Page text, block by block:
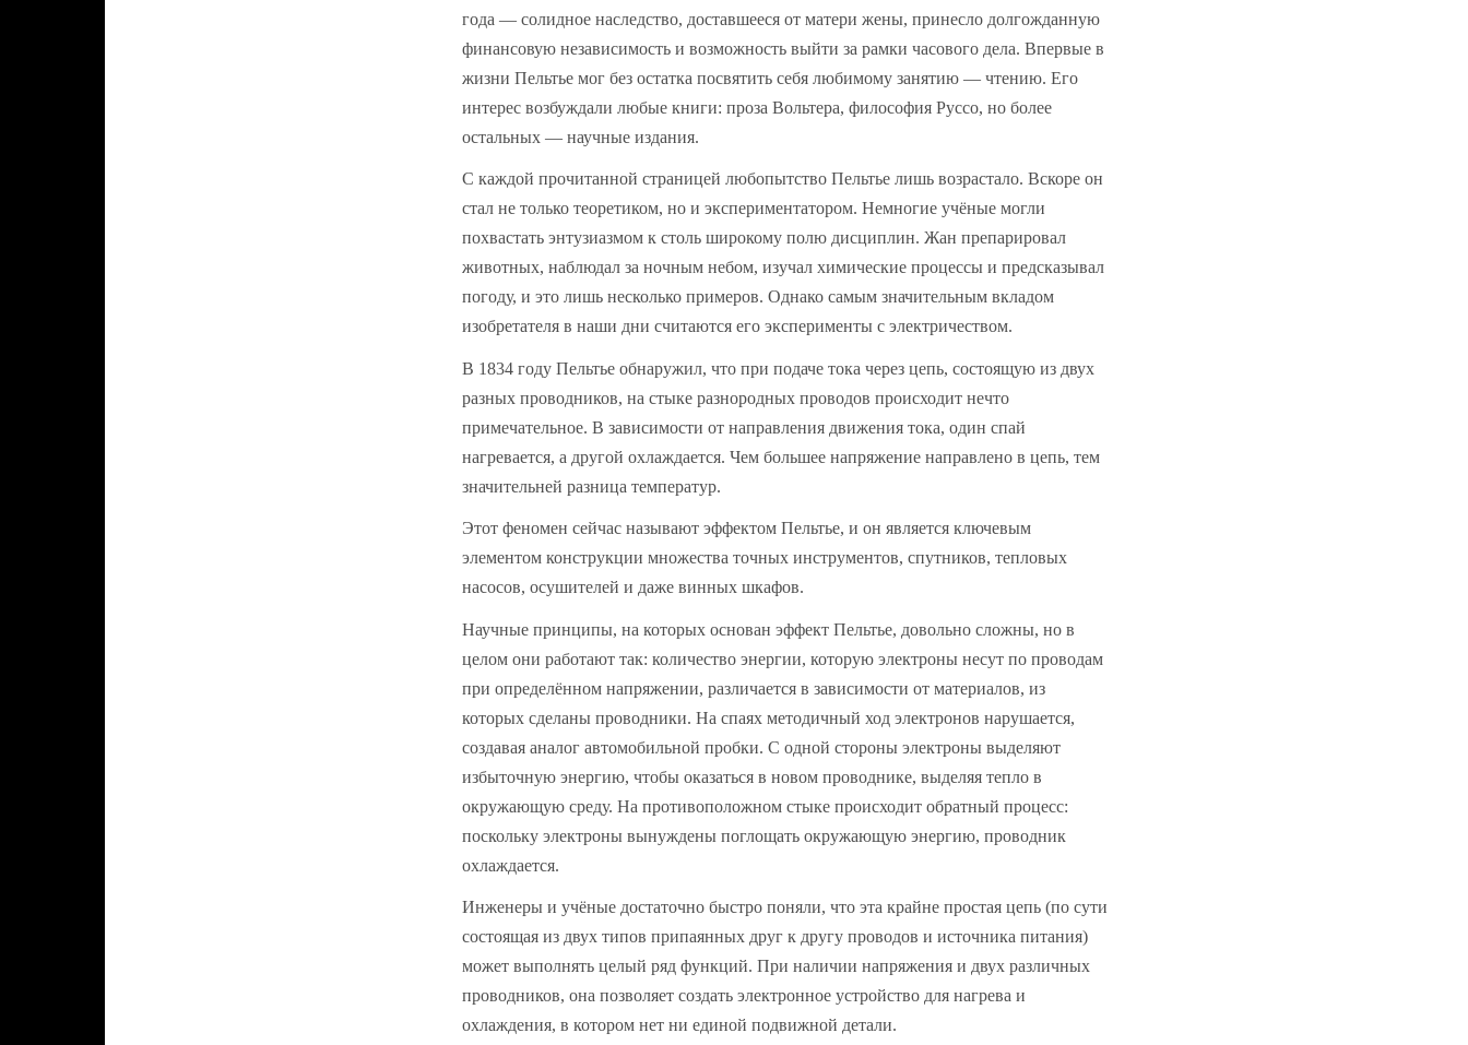
года — солидное наследство, доставшееся от матери жены, принесло долгожданную
финансовую независимость и возможность выйти за рамки часового дела. Впервые в
жизни Пельтье мог без остатка посвятить себя любимому занятию — чтению. Его
интерес возбуждали любые книги: проза Вольтера, философия Руссо, но более
остальных — научные издания.
С каждой прочитанной страницей любопытство Пельтье лишь возрастало. Вскоре он
стал не только теоретиком, но и экспериментатором. Немногие учёные могли
похвастать энтузиазмом к столь широкому полю дисциплин. Жан препарировал
животных, наблюдал за ночным небом, изучал химические процессы и предсказывал
погоду, и это лишь несколько примеров. Однако самым значительным вкладом
изобретателя в наши дни считаются его эксперименты с электричеством.
В 1834 году Пельтье обнаружил, что при подаче тока через цепь, состоящую из двух
разных проводников, на стыке разнородных проводов происходит нечто
примечательное. В зависимости от направления движения тока, один спай
нагревается, а другой охлаждается. Чем большее напряжение направлено в цепь, тем
значительней разница температур.
Этот феномен сейчас называют эффектом Пельтье, и он является ключевым
элементом конструкции множества точных инструментов, спутников, тепловых
насосов, осушителей и даже винных шкафов.
Научные принципы, на которых основан эффект Пельтье, довольно сложны, но в
целом они работают так: количество энергии, которую электроны несут по проводам
при определённом напряжении, различается в зависимости от материалов, из
которых сделаны проводники. На спаях методичный ход электронов нарушается,
создавая аналог автомобильной пробки. С одной стороны электроны выделяют
избыточную энергию, чтобы оказаться в новом проводнике, выделяя тепло в
окружающую среду. На противоположном стыке происходит обратный процесс:
поскольку электроны вынуждены поглощать окружающую энергию, проводник
охлаждается.
Инженеры и учёные достаточно быстро поняли, что эта крайне простая цепь (по сути
состоящая из двух типов припаянных друг к другу проводов и источника питания)
может выполнять целый ряд функций. При наличии напряжения и двух различных
проводников, она позволяет создать электронное устройство для нагрева и
охлаждения, в котором нет ни единой подвижной детали.